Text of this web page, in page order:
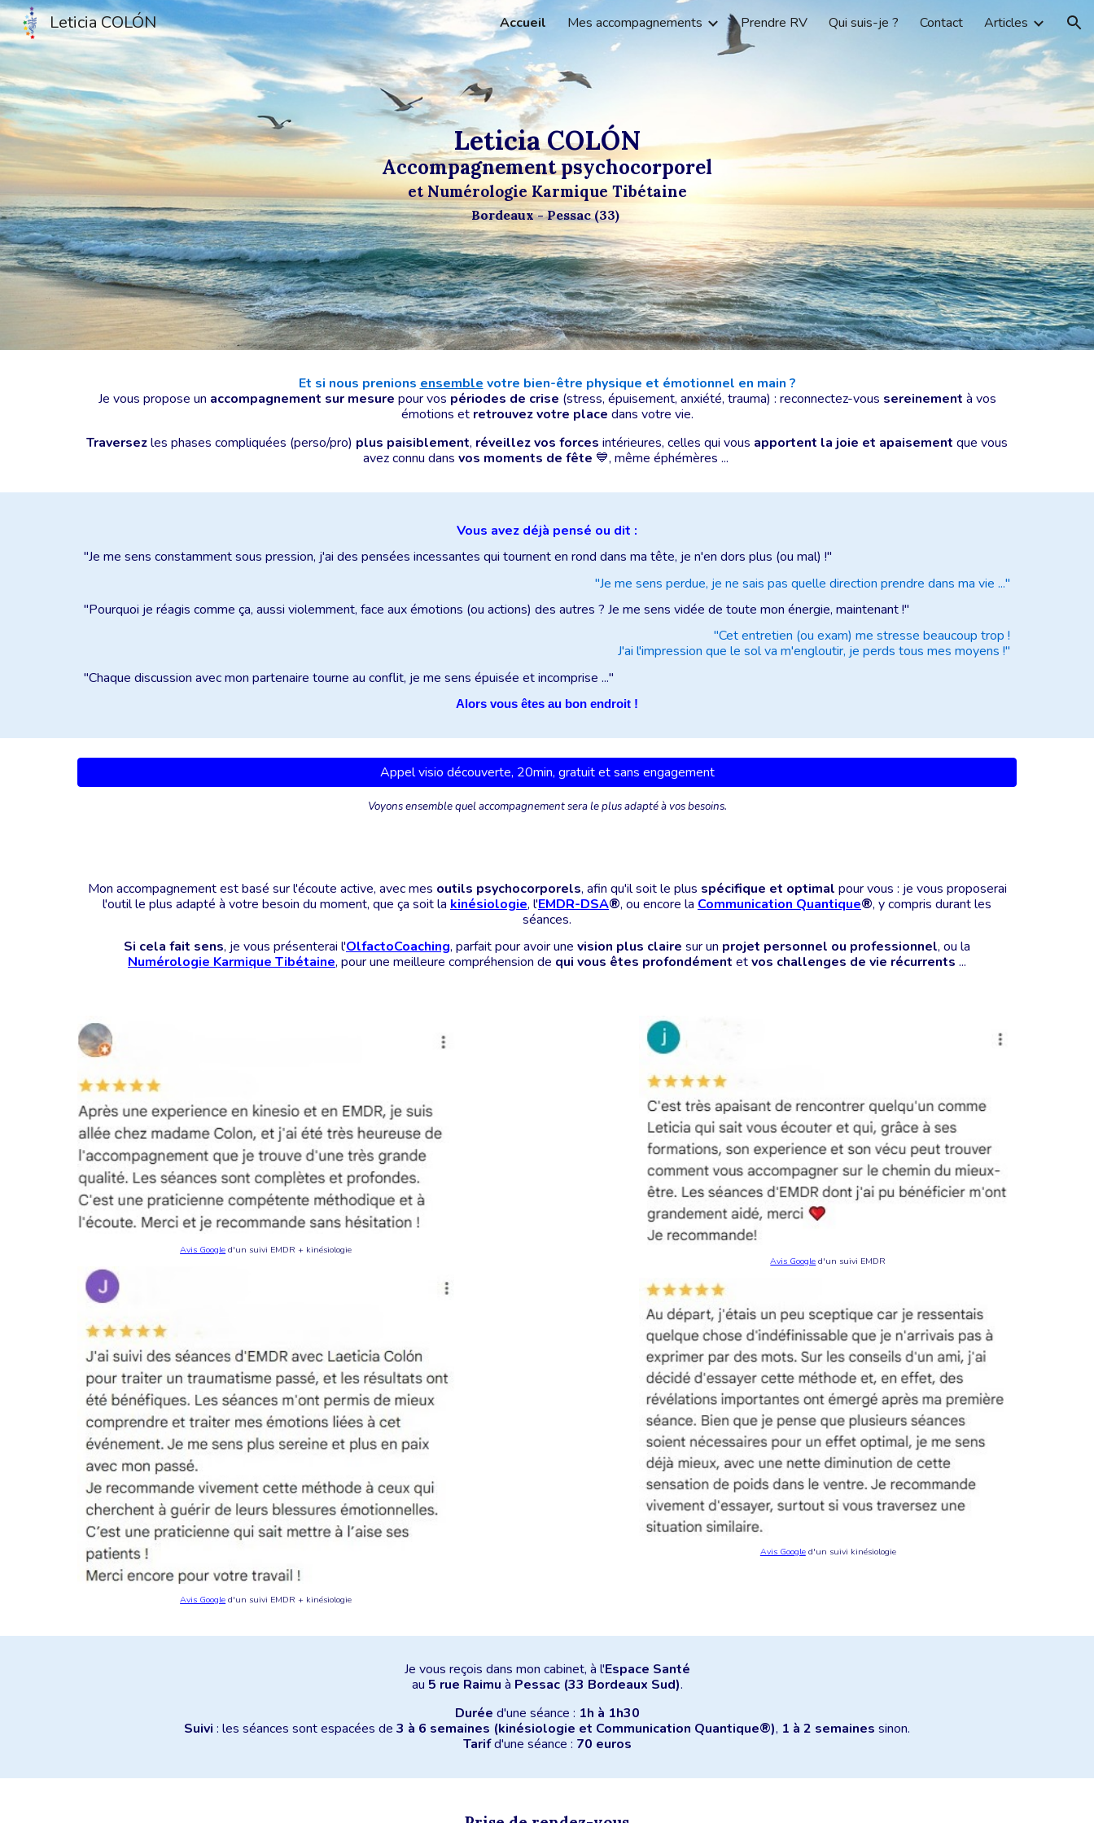
Skip to main content Skip to navigation
Leticia COLÓN Accueil Mes accompagnements Prendre RV Qui suis-je ? Contact Articles
Leticia COLÓN
Accompagnement psychocorporel
et Numérologie Karmique Tibétaine
Bordeaux - Pessac (33)
Et si nous prenions ensemble votre bien-être physique et émotionnel en main ?
Je vous propose un accompagnement sur mesure pour vos périodes de crise (stress, épuisement, anxiété, trauma) : reconnectez-vous sereinement à vos
émotions et retrouvez votre place dans votre vie.
Traversezles phases compliquées (perso/pro) plus paisiblement, réveillez vos forces intérieures, celles qui vous apportent la joie et apaisement que vous
avez connu dans vos moments de fête 💙, même éphémères ...
Vous avez déjà pensé ou dit :
"Je me sens constamment sous pression, j'ai des pensées incessantes qui tournent en rond dans ma tête, je n'en dors plus (ou mal) !"
"Je me sens perdue, je ne sais pas quelle direction prendre dans ma vie ..."
"Pourquoi je réagis comme ça, aussi violemment, face aux émotions (ou actions) des autres ? Je me sens vidée de toute mon énergie, maintenant !"
"Cet entretien (ou exam) me stresse beaucoup trop !
J'ai l'impression que le sol va m'engloutir, je perds tous mes moyens !"
"Chaque discussion avec mon partenaire tourne au conflit, je me sens épuisée et incomprise ..."
Alors vous êtes au bon endroit !
Appel visio découverte, 20min, gratuit et sans engagement
Voyons ensemble quel accompagnement sera le plus adapté à vos besoins.
Mon accompagnement est basé sur l'écoute active, avec mes outils psychocorporels, afin qu'il soit le plus spécifique et optimal pour vous : je vous proposerai
l'outil le plus adapté à votre besoin du moment, que ça soit la kinésiologie, l'EMDR-DSA®, ou encore la Communication Quantique®, y compris durantles
séances.
Si cela fait sens, je vous présenterai l'OlfactoCoaching, parfait pour avoir une vision plus claire sur un projet personnel ou professionnel, ou la
Numérologie Karmique Tibétaine, pour une meilleure compréhension de qui vous êtes profondément etvos challenges de vie récurrents ...
Avis Google d'un suivi EMDR + kinésiologie
Avis Google d'un suivi EMDR + kinésiologie
Avis Google d'un suivi EMDR
Avis Googled'un suivi kinésiologie
Je vous reçois dans mon cabinet, à l'Espace Santé
au 5 rue Raimu à Pessac (33 Bordeaux Sud).
Durée d'une séance : 1h à 1h30
Suivi : les séances sont espacées de 3 à 6 semaines (kinésiologie et Communication Quantique®), 1 à 2 semaines sinon.
Tarifd'une séance : 70 euros